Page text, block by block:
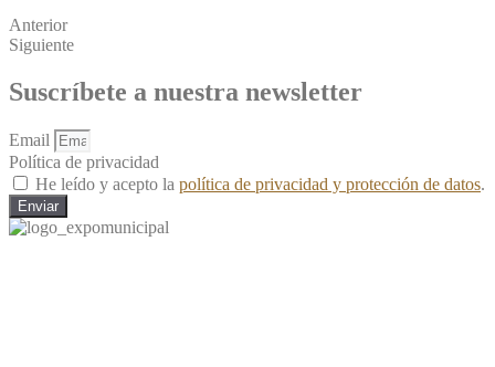
Anterior
Siguiente
Suscríbete a nuestra newsletter
Email
Política de privacidad
He leído y acepto la política de privacidad y protección de datos.
Enviar